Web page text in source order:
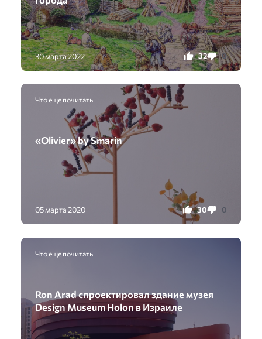
30 марта 2022 32 0
Что еще почитать
«Olivier» by Smarin
05 марта 2020 30 0
Что еще почитать
Ron Arad спроектировал здание музея
Design Museum Holon в Израиле